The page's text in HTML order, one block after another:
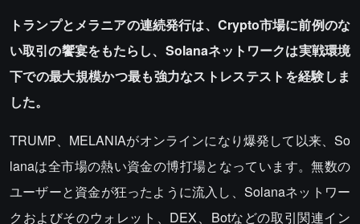
トランプとメラニアの連続発行は、Crypto市場に前例のな
い取引の饗宴をもたらし、Solanaネットワークは実戦環境
下での最大規模かつ最も強力なストレステストを経験しま
した。
TRUMP、MELANIAがオンラインになり爆発して以来、So
lanaは全市場の熱い資金の博打場となっています。無数の
ユーザーと資金が狂ったように流入し、Solanaネットワー
クおよびそのウォレット、DEX、Botなどの取引関連イン